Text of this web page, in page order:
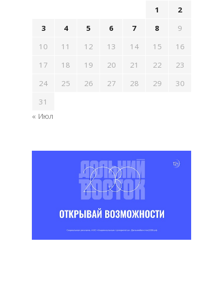
1
2
3
4 5 6 7 8
9
10
11 12 13 14 15
16
17
18 19 20 21 22
23
24
25 26 27 28 29
30
31
« Июл